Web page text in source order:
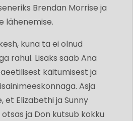
Brendan Morrise ja
lähenemise.
kuna ta ei olnud
rahul. Lisaks saab Ana
käitumisest ja
Asja
et Elizabethi ja Sunny
ja Don kutsub kokku